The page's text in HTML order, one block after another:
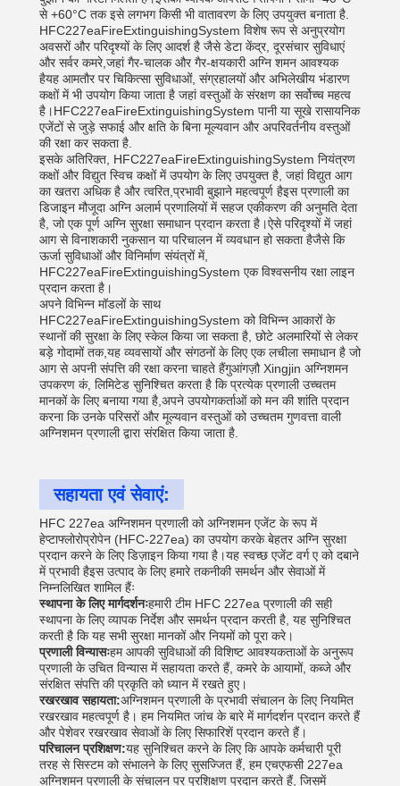
से +60°C तक इसे लगभग किसी भी वातावरण के लिए उपयुक्त बनाता है.
HFC227eaFireExtinguishingSystem विशेष रूप से अनुप्रयोग
अवसरों और परिदृश्यों के लिए आदर्श है जैसे डेटा केंद्र, दूरसंचार सुविधाएं
और सर्वर कमरे,जहां गैर-चालक और गैर-क्षयकारी अग्नि शमन आवश्यक
हैयह आमतौर पर चिकित्सा सुविधाओं, संग्रहालयों और अभिलेखीय भंडारण
कक्षों में भी उपयोग किया जाता है जहां वस्तुओं के संरक्षण का सर्वोच्च महत्व
है।HFC227eaFireExtinguishingSystem पानी या सूखे रासायनिक
एजेंटों से जुड़े सफाई और क्षति के बिना मूल्यवान और अपरिवर्तनीय वस्तुओं
की रक्षा कर सकता है.
इसके अतिरिक्त, HFC227eaFireExtinguishingSystem नियंत्रण
कक्षों और विद्युत स्विच कक्षों में उपयोग के लिए उपयुक्त है, जहां विद्युत आग
का खतरा अधिक है और त्वरित,प्रभावी बुझाने महत्वपूर्ण हैइस प्रणाली का
डिजाइन मौजूदा अग्नि अलार्म प्रणालियों में सहज एकीकरण की अनुमति देता
है, जो एक पूर्ण अग्नि सुरक्षा समाधान प्रदान करता है।ऐसे परिदृश्यों में जहां
आग से विनाशकारी नुकसान या परिचालन में व्यवधान हो सकता हैजैसे कि
ऊर्जा सुविधाओं और विनिर्माण संयंत्रों में,
HFC227eaFireExtinguishingSystem एक विश्वसनीय रक्षा लाइन
प्रदान करता है।
अपने विभिन्न मॉडलों के साथ
HFC227eaFireExtinguishingSystem को विभिन्न आकारों के
स्थानों की सुरक्षा के लिए स्केल किया जा सकता है, छोटे अलमारियों से लेकर
बड़े गोदामों तक,यह व्यवसायों और संगठनों के लिए एक लचीला समाधान है जो
आग से अपनी संपत्ति की रक्षा करना चाहते हैंगुआंगज़ौ Xingjin अग्निशमन
उपकरण कं, लिमिटेड सुनिश्चित करता है कि प्रत्येक प्रणाली उच्चतम
मानकों के लिए बनाया गया है,अपने उपयोगकर्ताओं को मन की शांति प्रदान
करना कि उनके परिसरों और मूल्यवान वस्तुओं को उच्चतम गुणवत्ता वाली
अग्निशमन प्रणाली द्वारा संरक्षित किया जाता है.
सहायता एवं सेवाएं:
HFC 227ea अग्निशमन प्रणाली को अग्निशमन एजेंट के रूप में
हेप्टाफ्लोरोप्रोपेन (HFC-227ea) का उपयोग करके बेहतर अग्नि सुरक्षा
प्रदान करने के लिए डिज़ाइन किया गया है।यह स्वच्छ एजेंट वर्ग ए को दबाने
में प्रभावी हैइस उत्पाद के लिए हमारे तकनीकी समर्थन और सेवाओं में
निम्नलिखित शामिल हैंः
स्थापना के लिए मार्गदर्शनःहमारी टीम HFC 227ea प्रणाली की सही
स्थापना के लिए व्यापक निर्देश और समर्थन प्रदान करती है, यह सुनिश्चित
करती है कि यह सभी सुरक्षा मानकों और नियमों को पूरा करे।
प्रणाली विन्यासःहम आपकी सुविधाओं की विशिष्ट आवश्यकताओं के अनुरूप
प्रणाली के उचित विन्यास में सहायता करते हैं, कमरे के आयामों, कब्जे और
संरक्षित संपत्ति की प्रकृति को ध्यान में रखते हुए।
रखरखाव सहायता:अग्निशमन प्रणाली के प्रभावी संचालन के लिए नियमित
रखरखाव महत्वपूर्ण है। हम नियमित जांच के बारे में मार्गदर्शन प्रदान करते हैं
और पेशेवर रखरखाव सेवाओं के लिए सिफारिशें प्रदान करते हैं।
परिचालन प्रशिक्षण:यह सुनिश्चित करने के लिए कि आपके कर्मचारी पूरी
तरह से सिस्टम को संभालने के लिए सुसज्जित हैं, हम एचएफसी 227ea
अग्निशमन प्रणाली के संचालन पर प्रशिक्षण प्रदान करते हैं, जिसमें